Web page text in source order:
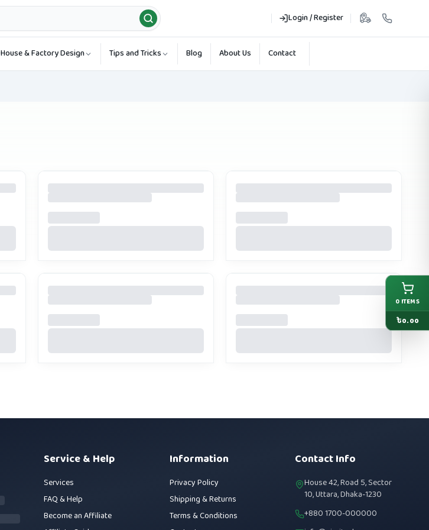
Login / Register
House & Factory Design Tips and Tricks Blog About Us Contact
Service & Help
Services
FAQ & Help
Become an Affiliate
Information
Privacy Policy
Shipping & Returns
Terms & Conditions
Contact Info
House 42, Road 5, Sector
10, Uttara, Dhaka-1230
+880 1700-000000
0 ITEMS
৳0.00